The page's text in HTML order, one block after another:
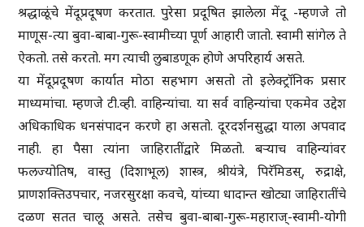
श्रद्धाळूंचे मेंदूप्रदूषण करतात. पुरेसा प्रदूषित झालेला मेंदू -म्हणजे तो
माणूस-त्या बुवा-बाबा-गुरू-स्वामीच्या पूर्ण आहारी जातो. स्वामी सांगेल ते
ऐकतो. तसे करतो. मग त्याची लुबाडणूक होणे अपरिहार्य असते.
या मेंदूप्रदूषण कार्यात मोठा सहभाग असतो तो इलेक्ट्रॉनिक प्रसार
माध्यमांचा. म्हणजे टी.व्ही. वाहिन्यांचा. या सर्व वाहिन्यांचा एकमेव उद्देश
अधिकाधिक धनसंपादन करणे हा असतो. दूरदर्शनसुद्धा याला अपवाद
नाही. हा पैसा त्यांना जाहिरातींद्वारे मिळतो. बर्‍याच वाहिन्यांवर
फलज्योतिष, वास्तु (दिशाभूल) शास्त्र, श्रीयंत्रे, पिरॅमिडस्, रुद्राक्षे,
प्राणशक्तिउपचार, नजरसुरक्षा कवचे, यांच्या धादान्त खोट्या जाहिरातींचे
दळण सतत चालू असते. तसेच बुवा-बाबा-गुरू-महाराज्-स्वामी-योगी